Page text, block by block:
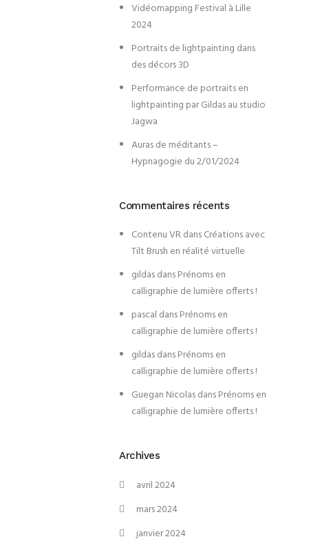
Vidéomapping Festival à Lille
2024
Portraits de lightpainting dans
des décors 3D
Performance de portraits en
lightpainting par Gildas au studio
Jagwa
Auras de méditants –
Hypnagogie du 2/01/2024
Commentaires récents
Contenu VRdansCréations avec
Tilt Brush en réalité virtuelle
gildasdansPrénoms en
calligraphie de lumière offerts !
pascal dansPrénoms en
calligraphie de lumière offerts !
gildasdansPrénoms en
calligraphie de lumière offerts !
Guegan NicolasdansPrénoms en
calligraphie de lumière offerts !
Archives
avril 2024
mars 2024
janvier 2024